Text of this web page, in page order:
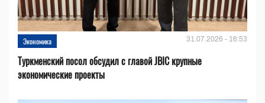
Экономика 31.07.2026 - 16:53
Туркменский посол обсудил с главой JBIC крупные
экономические проекты